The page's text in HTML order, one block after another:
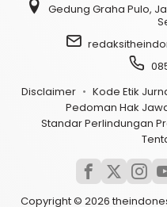
Gedung Graha Pulo,
Disclaimer
Kode Etik
Pedoman Hak
Standar Perlindungan
Copyright © 2026